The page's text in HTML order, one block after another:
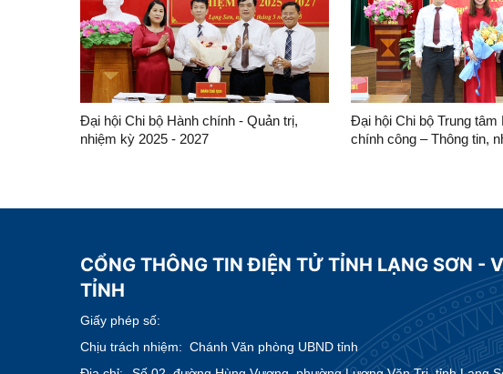
Đại hội Chi bộ Hành chính - Quản trị,
nhiệm kỳ 2025 - 2027
Đại hội Chi bộ Trung tâm
chính công – Thông tin,
CỔNG THÔNG TIN ĐIỆN TỬ TỈNH LẠNG SƠN -
TỈNH
Giấy phép số:
Chịu trách nhiệm: Chánh Văn phòng UBND tỉnh